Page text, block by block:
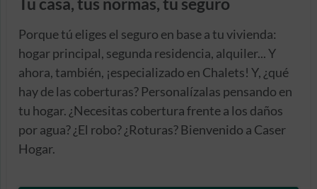
Tu casa, tus normas, tu seguro
Porque tú eliges el seguro en base a tu vivienda:
hogar principal, segunda residencia, alquiler... Y
ahora, también, ¡especializado en Chalets! Y, ¿qué
hay de las coberturas? Personalízalas pensando en
tu hogar. ¿Necesitas cobertura frente a los daños
por agua? ¿El robo? ¿Roturas? Bienvenido a Caser
Hogar.